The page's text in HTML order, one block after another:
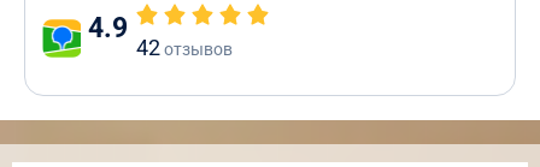
4.9
42отзывов